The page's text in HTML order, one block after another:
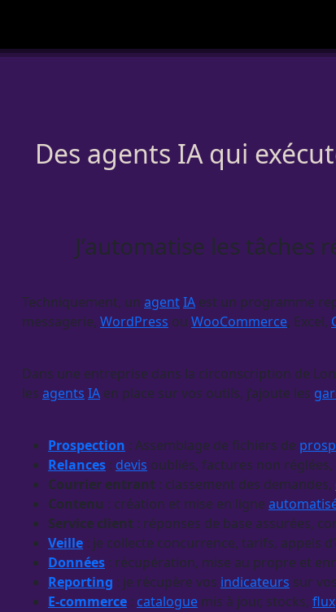
Des agents IA qui
J’automatise les
Techniquement, un agentIA est un programme
messagerie, WordPress ou WooCommerce, Excel,
Dans une entreprise dans la circonscription de
les agents IA en place sur vos outils, j’ajoute les
Prospection : Assemblage de fichiers de
Relances : devis oubliés, factures non
Courrier entrant : classement des demandes,
Contenu : création et mise en ligne
Service client : réponses de base assurées,
Veille : je collecte concurrence, tarifs, appels
Données : récupération, mise au propre et
Reporting : je récupère vos indicateurs sur
E-commerce : catalogue mis à jour, stocks, flux